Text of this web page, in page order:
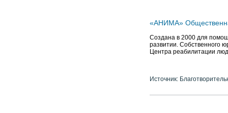
«АНИМА»
Создана в 2000 для
развитии. Собственного
Центра реабилитации
Источник: